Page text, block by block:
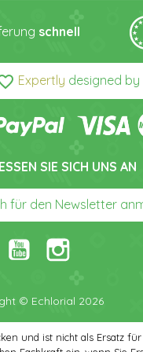
schnell
Expertly designed by
SIE SICH UNS AN
für den Newsletter
© Echlorial 2026
und ist nicht als Ersatz